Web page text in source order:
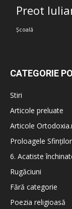
Preot
Școală
CATEGORIE
Stiri
Articole preluate
Articole
Proloagele
6. Acatiste
Rugăciuni
Fără categorie
Poezia religioasă